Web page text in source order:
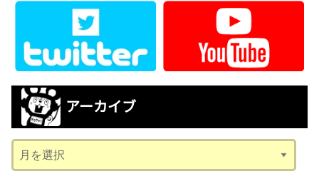
アーカイブ
ー